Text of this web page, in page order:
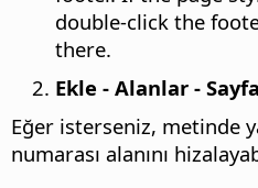
double-click the
there.
Ekle - Alanlar -
Eğer isterseniz, metinde
numarası alanını